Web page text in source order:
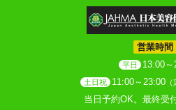
営業時間
平日 13:00
土日祝 11:00～23:00
当日予約OK。最終受